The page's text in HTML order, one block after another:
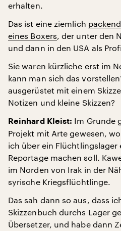
erhalten.
Das ist eine ziemlich
eines Boxers, der unter den
und dann in den USA als
Sie waren kürzliche erst im
kann man sich das
ausgerüstet mit einem
Notizen und kleine Skizzen?
Reinhard Kleist: Im Grunde
Projekt mit Arte gewesen,
ich über ein Flüchtlingslager
Reportage machen soll.
im Norden von Irak in der
syrische Kriegsflüchtlinge.
Das sah dann so aus, dass
Skizzenbuch durchs Lager
Übersetzer, und habe dann